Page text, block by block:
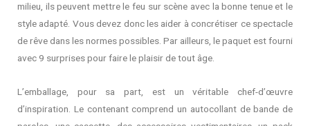
milieu, ils peuvent mettre le feu sur scène avec la bonne tenue et le
style adapté. Vous devez donc les aider à concrétiser ce spectacle
de rêve dans les normes possibles. Par ailleurs, le paquet est fourni
avec 9 surprises pour faire le plaisir de tout âge.
L’emballage, pour sa part, est un véritable chef-d’œuvre
d’inspiration. Le contenant comprend un autocollant de bande de